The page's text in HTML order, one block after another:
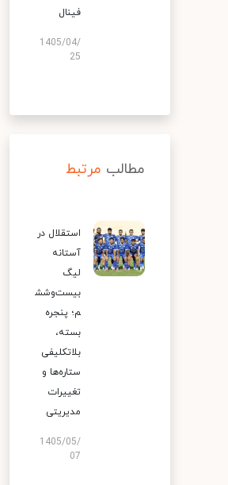
فینال
1405/04/
25
مطالب مرتبط
استقلال در
آستانه
لیگ
بیست‌وشش
م؛ پنجره
بسته،
بلاتکلیفی
ستاره‌ها و
تغییرات
مدیریتی
1405/05/
07